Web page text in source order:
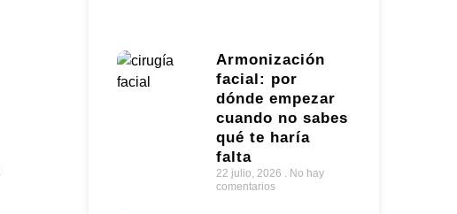
Armonización
facial: por
dónde empezar
cuando no sabes
qué te haría
falta
22 julio, 2026
No hay
comentarios